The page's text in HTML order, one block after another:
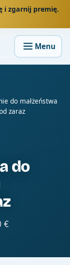
zgarnij premię.
do małżeństwa
zaraz
do
€